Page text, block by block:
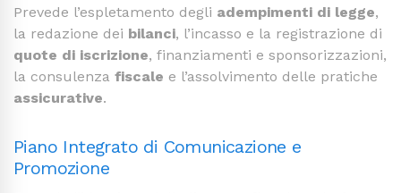
Prevede l’espletamento degli adempimenti di legge,
la redazione dei bilanci, l’incasso e la registrazione di
quote di iscrizione, finanziamenti e sponsorizzazioni,
la consulenza fiscale e l’assolvimento delle pratiche
assicurative.
Piano Integrato di Comunicazione e
Promozione